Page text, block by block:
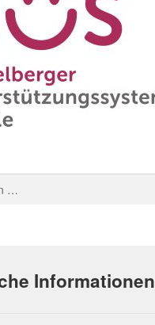
Informationen